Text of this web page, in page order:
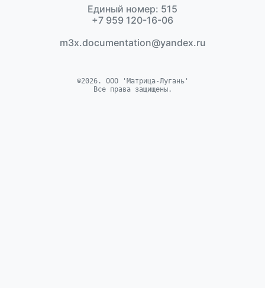
Единый номер: 515
+7 959 120-16-06
m3x.documentation@yandex.ru
©2026. ООО 'Матрица-Лугань'
Все права защищены.